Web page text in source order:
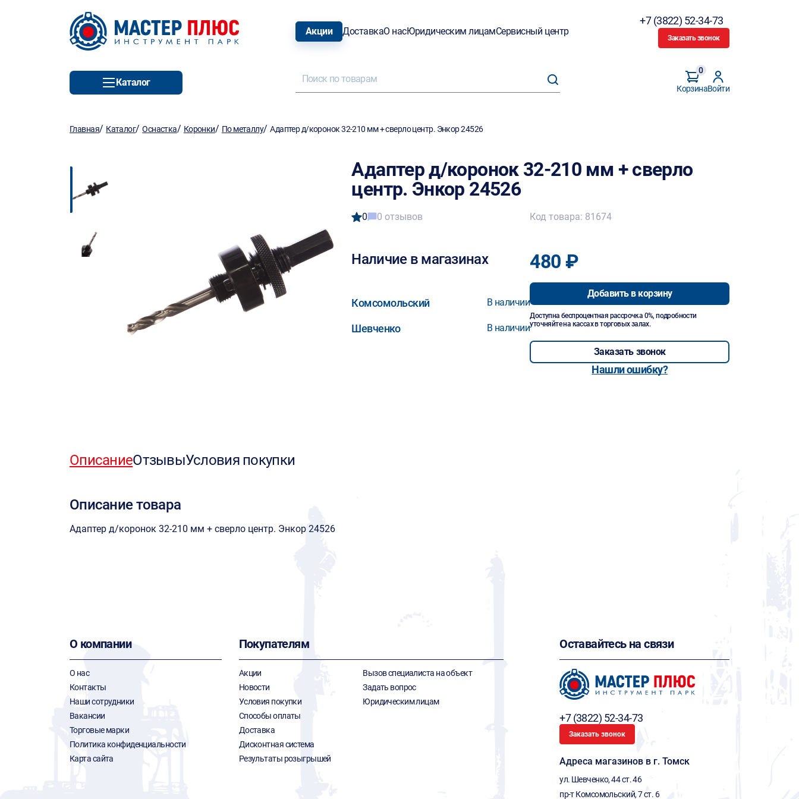
Акции ДоставкаО насЮридическим лицамСервисный центр
+7 (3822) 52-34-73
Заказать звонок
Каталог
Корзина
0
Войти
Главная/ Каталог/Оснастка/ Коронки/ По металлу/Адаптер д/коронок 32-210 мм + сверло центр. Энкор 24526
Адаптер д/коронок 32-210 мм + сверло
центр. Энкор 24526
0 0 отзывов
Наличие в магазинах
Комсомольский В наличии
Шевченко В наличии
Код товара: 81674
480 ₽
Добавить в корзину
Доступна беспроцентная рассрочка 0%, подробности
уточняйте на кассах в торговых залах.
Заказать звонок
Нашли ошибку?
ОписаниеОтзывыУсловия покупки
Описание товара
Адаптер д/коронок 32-210 мм + сверло центр. Энкор 24526
О компании
О нас
Контакты
Наши сотрудники
Вакансии
Торговые марки
Политика конфиденциальности
Карта сайта
Покупателям
Акции
Новости
Условия покупки
Способы оплаты
Доставка
Дисконтная система
Результаты розыгрышей
Вызов специалиста на объект
Задать вопрос
Юридическим лицам
Оставайтесь на связи
+7 (3822) 52-34-73
Заказать звонок
Адреса магазинов в г. Томск
ул. Шевченко, 44 ст. 46
пр-т Комсомольский, 7 ст. 6